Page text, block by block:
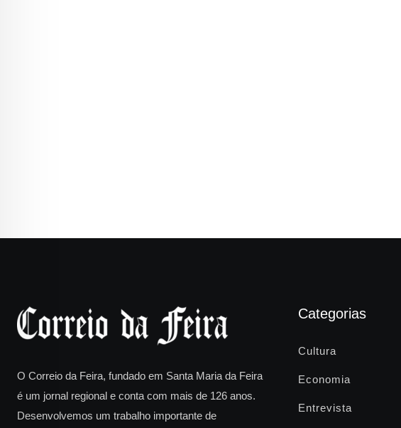
O Correio da Feira, fundado em Santa Maria da Feira
é um jornal regional e conta com mais de 126 anos.
Desenvolvemos um trabalho importante de
Categorias
Cultura
Economia
Entrevista